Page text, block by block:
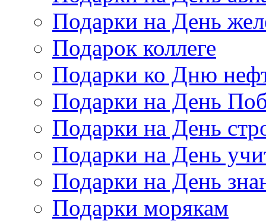
Подарки на День
Подарок коллеге
Подарки ко Дню
Подарки на День
Подарки на День
Подарки на День
Подарки на День
Подарки морякам